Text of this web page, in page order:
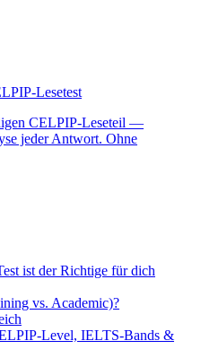
Lesetest
CELPIP-Leseteil —
jeder Antwort. Ohne
ist der Richtige für dich
vs. Academic)?
Level, IELTS-Bands &